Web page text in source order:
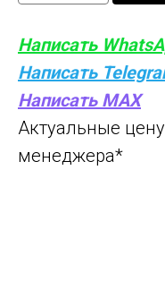
Написать
Написать
Написать MAX
Актуальные
менеджера*